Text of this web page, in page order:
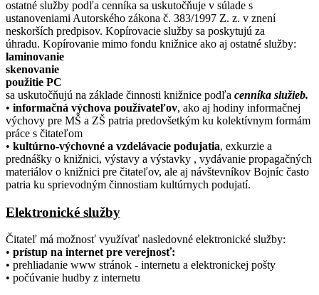
ostatné služby podľa cenníka sa uskutočňuje v súlade s
ustanoveniami Autorského zákona č. 383/1997 Z. z. v znení
neskorších predpisov. Kopírovacie služby sa poskytujú za
úhradu. Kopírovanie mimo fondu knižnice ako aj ostatné služby:
laminovanie
skenovanie
použitie PC
sa uskutočňujú na základe činnosti knižnice podľa cenníka služieb.
• informačná výchova používateľov, ako aj hodiny informačnej
výchovy pre MŠ a ZŠ patria predovšetkým ku kolektívnym formám
práce s čitateľom
• kultúrno-výchovné a vzdelávacie podujatia, exkurzie a
prednášky o knižnici, výstavy a výstavky , vydávanie propagačných
materiálov o knižnici pre čitateľov, ale aj návštevníkov Bojníc často
patria ku sprievodným činnostiam kultúrnych podujatí.
Elektronické služby
Čitateľ má možnosť využívať nasledovné elektronické služby:
• prístup na internet pre verejnosť:
• prehliadanie www stránok - internetu a elektronickej pošty
• počúvanie hudby z internetu